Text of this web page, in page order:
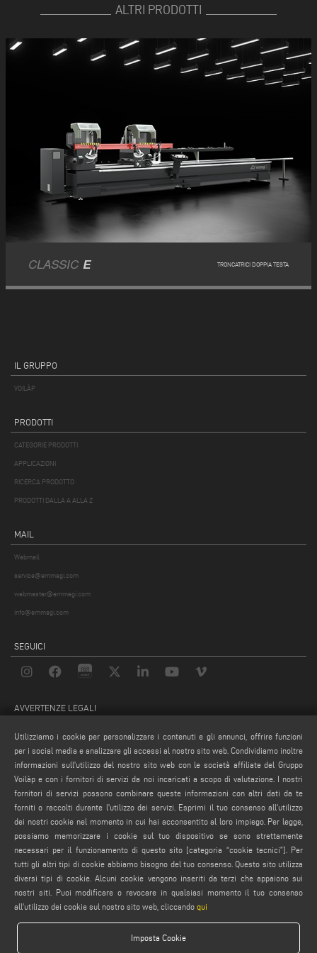
ALTRI PRODOTTI
CLASSIC E TRONCATRICI DOPPIA TESTA
IL GRUPPO
VOILÀP
PRODOTTI
CATEGORIE PRODOTTI
APPLICAZIONI
RICERCA PRODOTTO
PRODOTTI DALLA A ALLA Z
MAIL
Webmail
service@emmegi.com
webmaster@emmegi.com
info@emmegi.com
SEGUICI
AVVERTENZE LEGALI
NOTE LEGALI
COMPLIANCE
COOKIE POLICY
CONDIZIONI GENERALI DI VENDITA
IMPOSTAZIONE COOKIES
CONDIZIONI GENERALI DI DISTRIBUZIONE
Emmegi S.p.a. - Via Archimede, 10 - 41019 - Limidi di Soliera (MO) - ITALY -
Utilizziamo i cookie per personalizzare i contenuti e gli annunci, offrire funzioni
per i social media e analizzare gli accessi al nostro sito web. Condividiamo inoltre
informazioni sull'utilizzo del nostro sito web con le società affiliate del Gruppo
Voilàp e con i fornitori di servizi da noi incaricati a scopo di valutazione. I nostri
fornitori di servizi possono combinare queste informazioni con altri dati da te
forniti o raccolti durante l'utilizzo dei servizi. Esprimi il tuo consenso all'utilizzo
dei nostri cookie nel momento in cui hai acconsentito al loro impiego. Per legge,
possiamo memorizzare i cookie sul tuo dispositivo se sono strettamente
necessari per il funzionamento di questo sito [categoria “cookie tecnici”]. Per
tutti gli altri tipi di cookie abbiamo bisogno del tuo consenso. Questo sito utilizza
diversi tipi di cookie. Alcuni cookie vengono inseriti da terzi che appaiono sui
nostri siti. Puoi modificare o revocare in qualsiasi momento il tuo consenso
all'utilizzo dei cookie sul nostro sito web, cliccando qui
Imposta Cookie